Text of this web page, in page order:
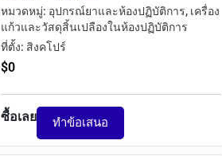
หมวดหมู่: อุปกรณ์ยาและห้องปฏิบัติการ, เครื่อง
แก้วและวัสดุสิ้นเปลืองในห้องปฏิบัติการ
ที่ตั้ง: สิงคโปร์
$0
ซื้อเลย ทำข้อเสนอ